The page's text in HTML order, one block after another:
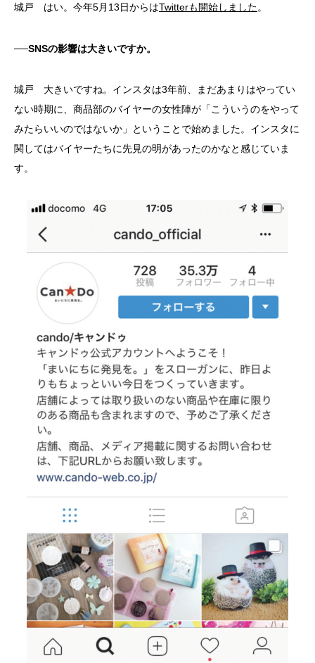
城戸 はい。今年5月13日からはTwitterも開始しました。
──SNSの影響は大きいですか。
城戸 大きいですね。インスタは3年前、まだあまりはやってい
ない時期に、商品部のバイヤーの女性陣が「こういうのをやって
みたらいいのではないか」ということで始めました。インスタに
関してはバイヤーたちに先見の明があったのかなと感じていま
す。